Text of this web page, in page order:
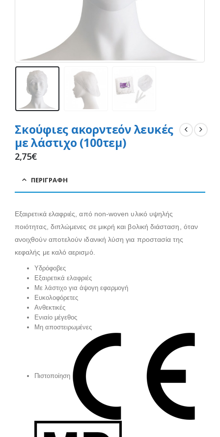
Σκούφιες ακορντεόν λευκές
με λάστιχο (100τεμ)
2,75€
ΠΕΡΙΓΡΑΦΉ
Εξαιρετικά ελαφριές, από non-woven υλικό υψηλής
ποιότητας, διπλώμενες σε μικρή και βολική διάσταση, όταν
ανοιχθούν αποτελούν ιδανική λύση για προστασία της
κεφαλής με καλό αερισμό.
Υδρόφοβες
Εξαιρετικά ελαφριές
Με λάστιχο για άψογη εφαρμογή
Ευκολοφόρετες
Ανθεκτικές
Ενιαίο μέγεθος
Μη αποστειρωμένες
Πιστοποίηση